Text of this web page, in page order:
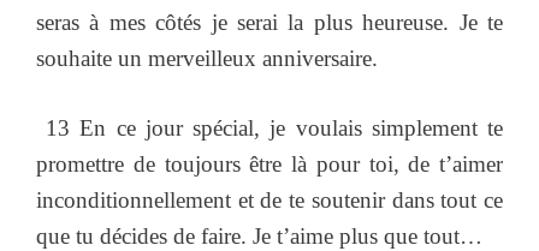
seras à mes côtés je serai la plus heureuse. Je te
souhaite un merveilleux anniversaire.
13 En ce jour spécial, je voulais simplement te
promettre de toujours être là pour toi, de t’aimer
inconditionnellement et de te soutenir dans tout ce
que tu décides de faire. Je t’aime plus que tout…